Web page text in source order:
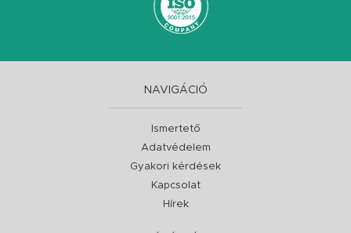
NAVIGÁCIÓ
Ismertető
Adatvédelem
Gyakori kérdések
Kapcsolat
Hírek